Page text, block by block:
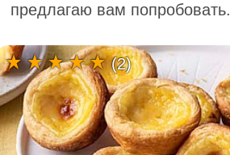
предлагаю вам попробовать.
(2)